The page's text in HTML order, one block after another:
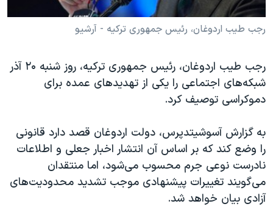
گالری عکس
اعتراضات زن، زندگی، آزادی
تریبونال مردمی آبان ۹۸
دادگاه حمید نوری
قانون شفافیت دارائی کادر رهبری ایران
اعتراضات مردمی آبان ۹۸
اسرائیل در جنگ
نرگس محمدی برنده جایزه نوبل صلح
رجب طیب اردوغان، رئیس جمهوری ترکیه - آرشیو
رجب طیب اردوغان، رئیس جمهوری ترکیه، روز شنبه ۲۰ آذر
شبکه‌‌های اجتماعی را یکی از تهدیدهای عمده برای
دموکراسی توصیف کرد.
به گزارش آسوشیتدپرس، دولت اردوغان قصد دارد قانونی
را وضع کند که بر اساس آن انتشار اخبار جعلی و اطلاعات
نادرست نوعی جرم محسوب می‌شود، اما منتقدان
می‌گویند تغییرات پیشنهادی موجب تشدید محدودیت‌های
آزادی بیان خواهد شد.